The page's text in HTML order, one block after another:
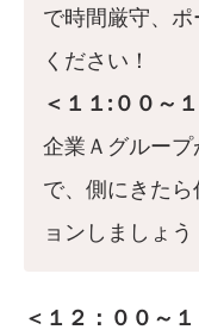
で時間厳守、
ください！
＜１１:００～
企業Ａグルー
で、側にきた
ョンしましょう
＜１２：００～